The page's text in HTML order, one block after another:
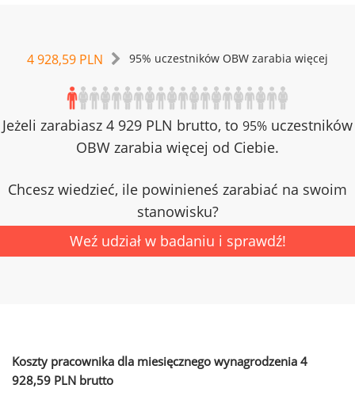
4 928,59 PLN 95% uczestników OBW zarabia więcej
Jeżeli zarabiasz 4 929 PLN brutto, to 95% uczestników
OBW zarabia więcej od Ciebie.
Chcesz wiedzieć, ile powinieneś zarabiać na swoim
stanowisku?
Weź udział w badaniu i sprawdź!
Koszty pracownika dla miesięcznego wynagrodzenia 4
928,59 PLN brutto